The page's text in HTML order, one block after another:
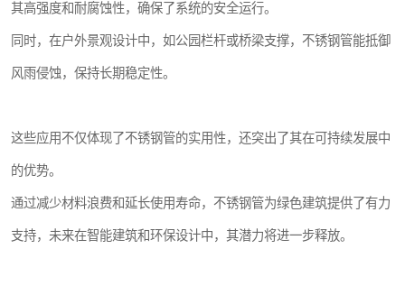
其高强度和耐腐蚀性，确保了系统的安全运行。
同时，在户外景观设计中，如公园栏杆或桥梁支撑，不锈钢管能抵御
风雨侵蚀，保持长期稳定性。
这些应用不仅体现了不锈钢管的实用性，还突出了其在可持续发展中
的优势。
通过减少材料浪费和延长使用寿命，不锈钢管为绿色建筑提供了有力
支持，未来在智能建筑和环保设计中，其潜力将进一步释放。